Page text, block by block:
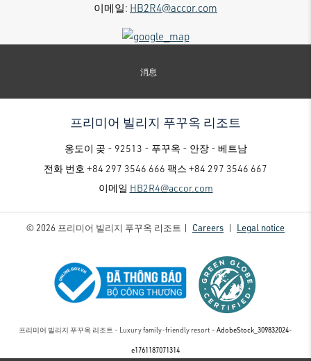
이메일: HB2R4@accor.com
消息
프리미어 빌리지 푸꾸옥 리조트
옹도이 곶 - 92513 - 푸꾸옥 - 안장 - 베트남
전화 번호 +84 297 3546 666 팩스 +84 297 3546 667
이메일 HB2R4@accor.com
© 2026 프리미어 빌리지 푸꾸옥 리조트 | Careers | Legal notice
프리미어 빌리지 푸꾸옥 리조트 - Luxury family-friendly resort - AdobeStock_309832024-
e1761187071314